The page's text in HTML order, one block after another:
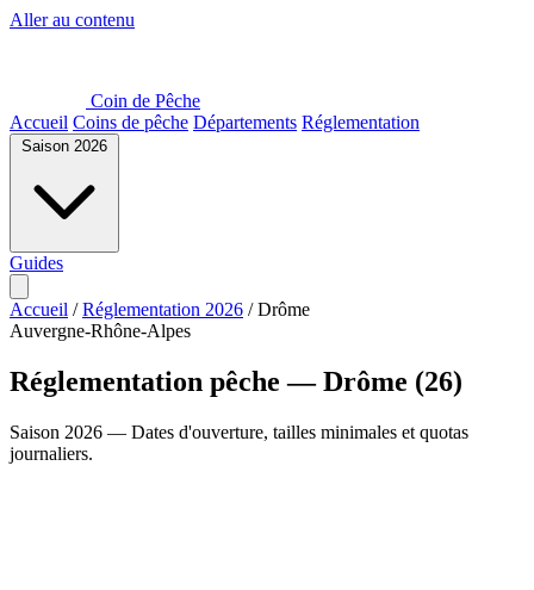
Aller au contenu
Coin de Pêche
Accueil Coins de pêche Départements Réglementation
Saison 2026
Guides
Accueil / Réglementation 2026 / Drôme
Auvergne-Rhône-Alpes
Réglementation pêche — Drôme (26)
Saison 2026 — Dates d'ouverture, tailles minimales et quotas
journaliers.